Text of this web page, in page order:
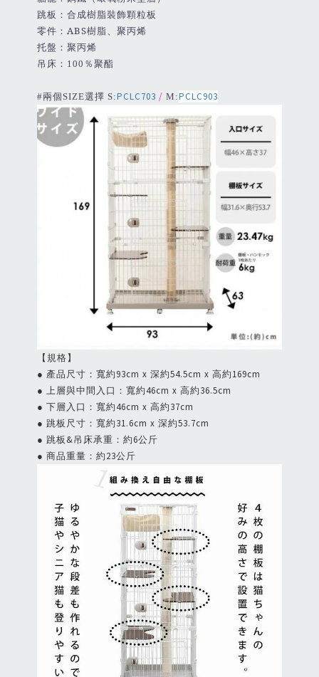
跳板：合成樹脂裝飾顆粒板
零件：ABS樹脂、聚丙烯
托盤：聚丙烯
吊床：100％聚酯
#兩個SIZE選擇 S:PCLC703 / M :PCLC903
【規格】
● 產品尺寸：寬約93cm x 深約54.5cm x 高約169cm
● 上層與中間入口：寬約46cm x 高約36.5cm
● 下層入口：寬約46cm x 高約37cm
● 跳板尺寸：寬約31.6cm x 深約53.7cm
● 跳板&吊床承重：約6公斤
● 商品重量：約23公斤